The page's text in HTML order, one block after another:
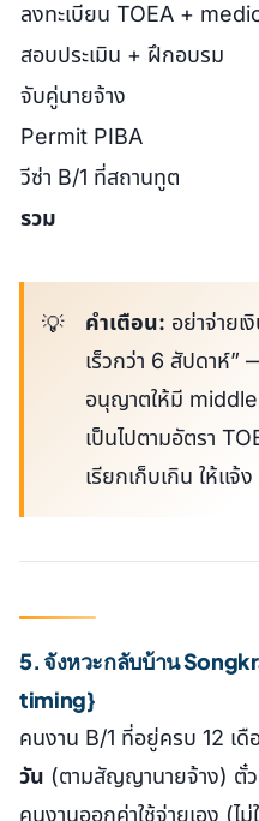
ลงทะเบียน TOEA +
สอบประเมิน + ฝึกอบรม
จับคู่นายจ้าง
Permit PIBA
วีซ่า B/1 ที่สถานทูต
รวม
คำเตือน: อย่าจ่ายเ
เร็วกว่า 6 สัปดาห์
อนุญาตให้มี
เป็นไปตามอัตรา
เรียกเก็บเกิน ให้แ
5. จังหวะกลับบ้าน
timing}
คนงาน B/1 ที่อยู่ครบ 12 เดื
วัน (ตามสัญญานายจ้าง) ตั๋ว
คนงานออกค่าใช้จ่ายเอง (